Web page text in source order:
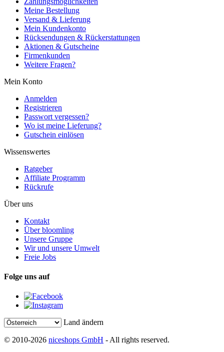
Meine Bestellung
Versand & Lieferung
Mein Kundenkonto
Rücksendungen & Rückerstattungen
Aktionen & Gutscheine
Firmenkunden
Weitere Fragen?
Mein Konto
Anmelden
Registrieren
Passwort vergessen?
Wo ist meine Lieferung?
Gutschein einlösen
Wissenswertes
Ratgeber
Affiliate Programm
Rückrufe
Über uns
Kontakt
Über bloomling
Unsere Gruppe
Wir und unsere Umwelt
Freie Jobs
Folge uns auf
Land ändern
© 2010-2026 niceshops GmbH - All rights reserved.